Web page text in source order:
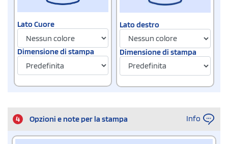
Lato Cuore
Dimensione di stampa
Lato destro
Dimensione di stampa
4 Opzioni e note per la stampa Info